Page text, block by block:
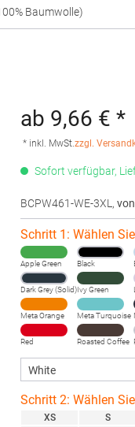
Baumwolle)
ab 9,66 € *
* inkl. MwSt.zzgl.
Sofort verfügbar,
BCPW461-WE-3XL , von
Schritt 1: Wählen
Apple Green Black
Dark Grey (Solid)Ivy Green
Meta Orange Meta Turquoise
Red Roasted Coffee
Schritt 2: Wählen
XS
S